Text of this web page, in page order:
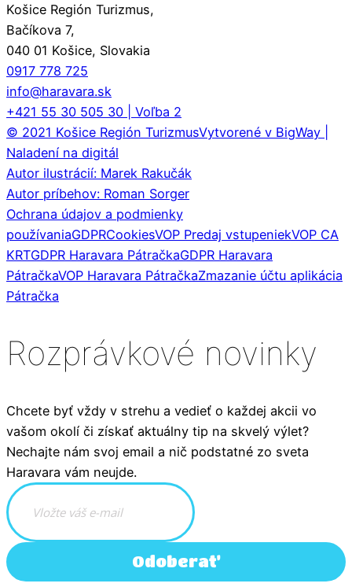
Košice Región Turizmus,
Bačíkova 7,
040 01 Košice, Slovakia
0917 778 725
info@haravara.sk
+421 55 30 505 30 | Voľba 2
© 2021 Košice Región TurizmusVytvorené v BigWay |
Naladení na digitál
Autor ilustrácií: Marek Rakučák
Autor príbehov: Roman Sorger
Ochrana údajov a podmienky
používaniaGDPRCookiesVOP Predaj vstupeniekVOP CA
KRTGDPR Haravara PátračkaGDPR Haravara
PátračkaVOP Haravara PátračkaZmazanie účtu aplikácia
Pátračka
Rozprávkové novinky
Chcete byť vždy v strehu a vedieť o každej akcii vo
vašom okolí či získať aktuálny tip na skvelý výlet?
Nechajte nám svoj email a nič podstatné zo sveta
Haravara vám neujde.
Odoberať